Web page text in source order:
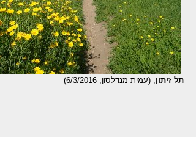
תל זיתון, (עמית מנדלסון, 6/3/2016)